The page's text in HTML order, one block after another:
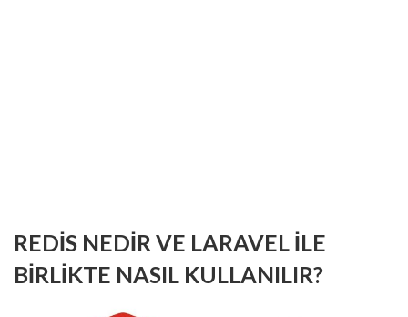
REDIS NEDIR VE LARAVEL ILE
BIRLIKTE NASIL KULLANILIR?